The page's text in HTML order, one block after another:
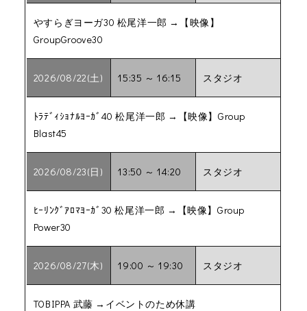
やすらぎヨーガ30 松尾洋一郎 →【映像】
GroupGroove30
2026/08/22(土) 15:35 ～ 16:15 スタジオ
ﾄﾗﾃﾞｨｼｮﾅﾙﾖｰｶﾞ40 松尾洋一郎 →【映像】Group
Blast45
2026/08/23(日) 13:50 ～ 14:20 スタジオ
ﾋｰﾘﾝｸﾞｱﾛﾏﾖｰｶﾞ30 松尾洋一郎 →【映像】Group
Power30
2026/08/27(木) 19:00 ～ 19:30 スタジオ
TOBIPPA 武藤 →イベントのため休講